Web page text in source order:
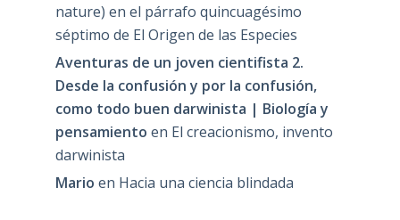
nature) en el párrafo quincuagésimo
séptimo de El Origen de las Especies
Aventuras de un joven cientifista 2.
Desde la confusión y por la confusión,
como todo buen darwinista | Biología y
pensamiento en El creacionismo, invento
darwinista
Mario en Hacia una ciencia blindada